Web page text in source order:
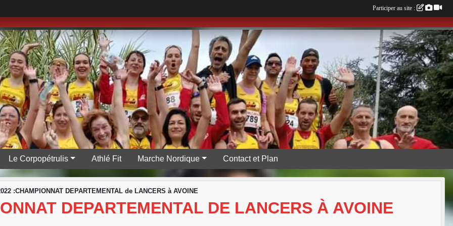
Le Corpopétrulis Athlé Fit Marche Nordique Contact et Plan
:CHAMPIONNAT DEPARTEMENTAL de LANCERS à AVOINE
DEPARTEMENTAL DE LANCERS À AVOINE
Participer au site :